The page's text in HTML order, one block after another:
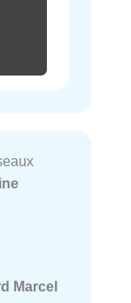
Marcel